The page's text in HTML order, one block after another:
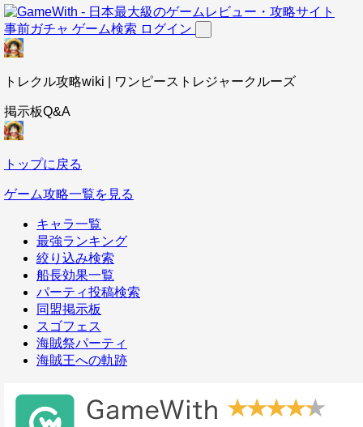
事前ガチャ ゲーム検索 ログイン
トレクル攻略wiki | ワンピーストレジャークルーズ
掲示板Q&A
トップに戻る
ゲーム攻略一覧を見る
キャラ一覧
最強ランキング
絞り込み検索
船長効果一覧
パーティ投稿検索
同盟掲示板
スゴフェス
海賊祭パーティ
海賊王への軌跡